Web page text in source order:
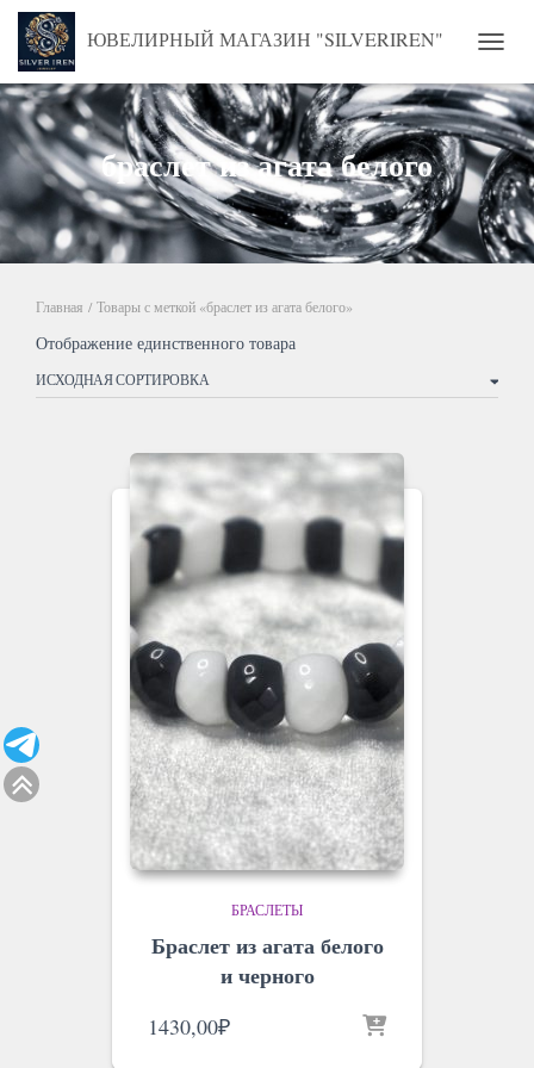
ЮВЕЛИРНЫЙ МАГАЗИН "SILVERIREN"
браслет из агата белого
Главная / Товары с меткой «браслет из агата белого»
Отображение единственного товара
БРАСЛЕТЫ
Браслет из агата белого
и черного
1430,00₽